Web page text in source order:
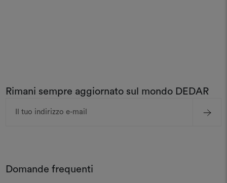
Rimani sempre aggiornato sul mondo DEDAR
Domande frequenti